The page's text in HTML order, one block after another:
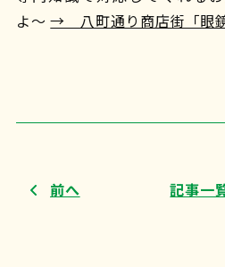
よ〜→ 八町通り商店街「眼鏡
前へ 記事一